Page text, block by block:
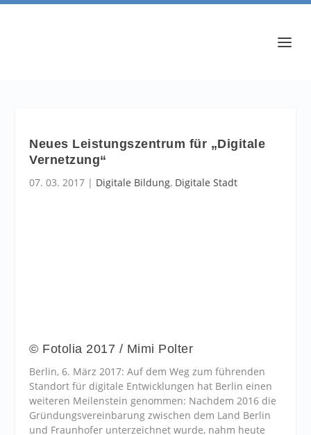
Neues Leistungszentrum für „Digitale
Vernetzung“
07. 03. 2017 | Digitale Bildung, Digitale Stadt
© Fotolia 2017 / Mimi Polter
Berlin, 6. März 2017: Auf dem Weg zum führenden
Standort für digitale Entwicklungen hat Berlin einen
weiteren Meilenstein genommen: Nachdem 2016 die
Gründungsvereinbarung zwischen dem Land Berlin
und Fraunhofer unterzeichnet wurde, nahm heute